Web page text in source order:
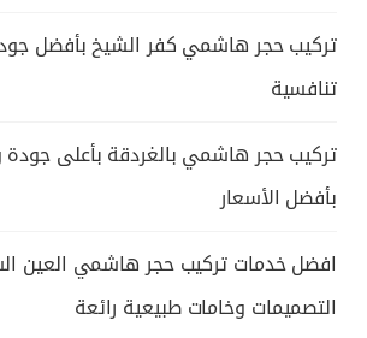
تركيب حجر هاشمي كفر الشيخ بأفضل
تنافسية
تركيب حجر هاشمي بالغردقة بأعلى
بأفضل الأسعار
افضل خدمات تركيب حجر هاشمي العين
التصميمات وخامات طبيعية رائعة